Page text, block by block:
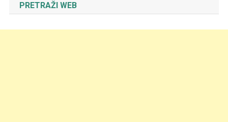
PRETRAŽI WEB